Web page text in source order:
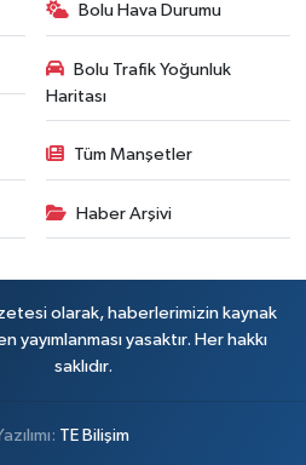
Bolu Hava Durumu
Bolu Trafik Yoğunluk
Haritası
Tüm Manşetler
Haber Arşivi
olarak, haberlerimizin kaynak
yayımlanması yasaktır. Her hakkı
saklıdır.
TE Bilişim